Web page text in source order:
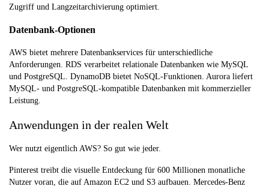
Zugriff und Langzeitarchivierung optimiert.
Datenbank-Optionen
AWS bietet mehrere Datenbankservices für unterschiedliche
Anforderungen. RDS verarbeitet relationale Datenbanken wie MySQL
und PostgreSQL. DynamoDB bietet NoSQL-Funktionen. Aurora liefert
MySQL- und PostgreSQL-kompatible Datenbanken mit kommerzieller
Leistung.
Anwendungen in der realen Welt
Wer nutzt eigentlich AWS? So gut wie jeder.
Pinterest treibt die visuelle Entdeckung für 600 Millionen monatliche
Nutzer voran, die auf Amazon EC2 und S3 aufbauen. Mercedes-Benz